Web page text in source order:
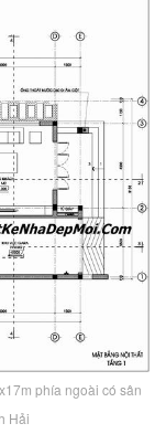
phía ngoài có sân
Hải